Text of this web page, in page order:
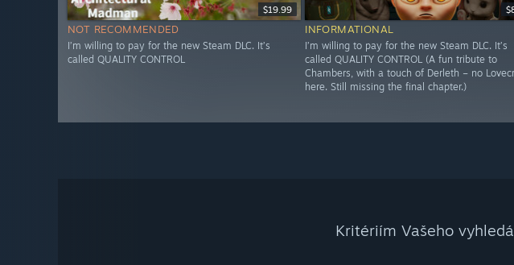
$19.99
NOT RECOMMENDED
I’m willing to pay for the new Steam DLC. It’s
called QUALITY CONTROL
INFORMATIONAL
I’m willing to pay for the new Steam DLC. It’s
called QUALITY CONTROL (A fun tribute to
Chambers, with a touch of Derleth – no
here. Still missing the final chapter.)
Kritériím Vašeho